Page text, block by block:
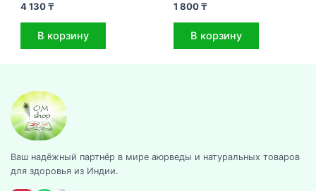
4 130₸
В корзину
1 800₸
В корзину
Ваш надёжный партнёр в мире аюрведы и натуральных товаров
для здоровья из Индии.